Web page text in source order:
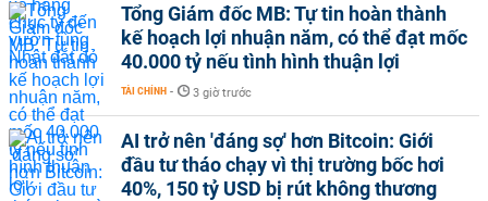
Tổng Giám đốc MB: Tự tin hoàn thành
kế hoạch lợi nhuận năm, có thể đạt mốc
40.000 tỷ nếu tình hình thuận lợi
TÀI CHÍNH - 3 giờ trước
AI trở nên 'đáng sợ' hơn Bitcoin: Giới
đầu tư tháo chạy vì thị trường bốc hơi
40%, 150 tỷ USD bị rút không thương